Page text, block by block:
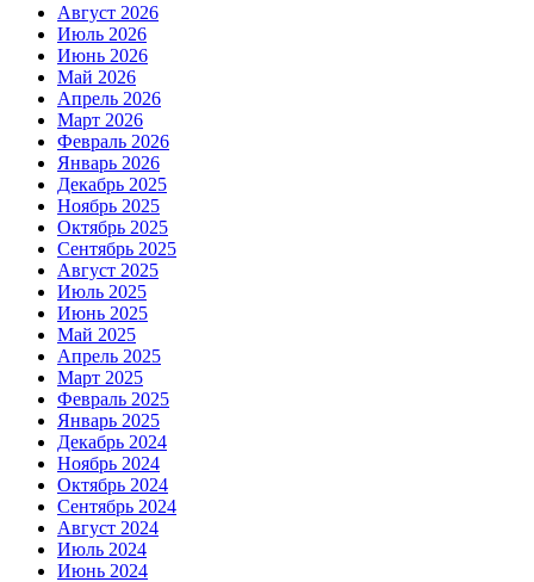
Август 2026
Июль 2026
Июнь 2026
Май 2026
Апрель 2026
Март 2026
Февраль 2026
Январь 2026
Декабрь 2025
Ноябрь 2025
Октябрь 2025
Сентябрь 2025
Август 2025
Июль 2025
Июнь 2025
Май 2025
Апрель 2025
Март 2025
Февраль 2025
Январь 2025
Декабрь 2024
Ноябрь 2024
Октябрь 2024
Сентябрь 2024
Август 2024
Июль 2024
Июнь 2024